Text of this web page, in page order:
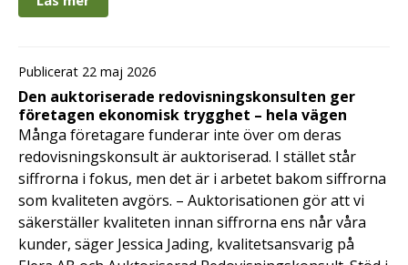
Publicerat 22 maj 2026
Den auktoriserade redovisningskonsulten ger
företagen ekonomisk trygghet – hela vägen
Många företagare funderar inte över om deras
redovisningskonsult är auktoriserad. I stället står
siffrorna i fokus, men det är i arbetet bakom siffrorna
som kvaliteten avgörs. – Auktorisationen gör att vi
säkerställer kvaliteten innan siffrorna ens når våra
kunder, säger Jessica Jading, kvalitetsansvarig på